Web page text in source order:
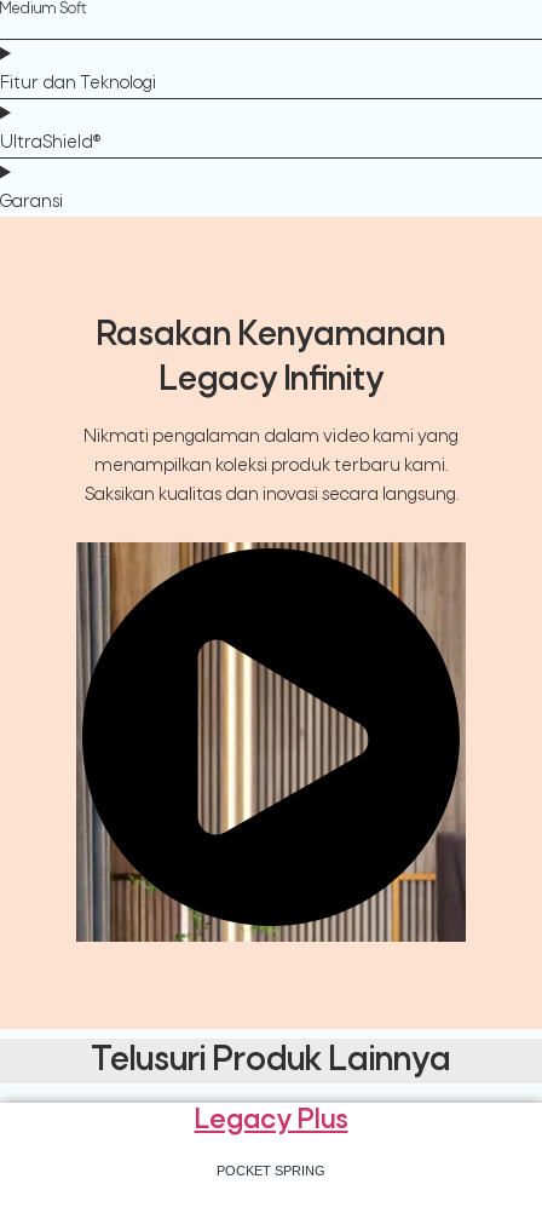
Medium Soft
Fitur dan Teknologi
UltraShield®
Garansi
Rasakan Kenyamanan
Legacy Infinity
Nikmati pengalaman dalam video kami yang
menampilkan koleksi produk terbaru kami.
Saksikan kualitas dan inovasi secara langsung.
Telusuri Produk Lainnya
Legacy Plus
POCKET SPRING